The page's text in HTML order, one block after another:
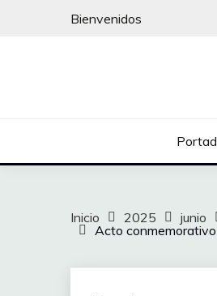
Bienvenidos
Inicio 2025 junio
Acto